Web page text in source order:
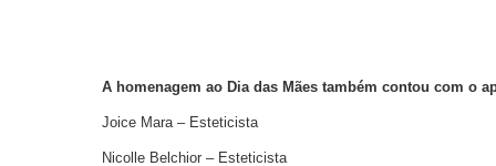
A homenagem ao Dia das Mães também contou com o
Joice Mara – Esteticista
Nicolle Belchior – Esteticista